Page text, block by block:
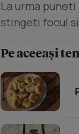
La urma
stingeti focul
Pe aceeași